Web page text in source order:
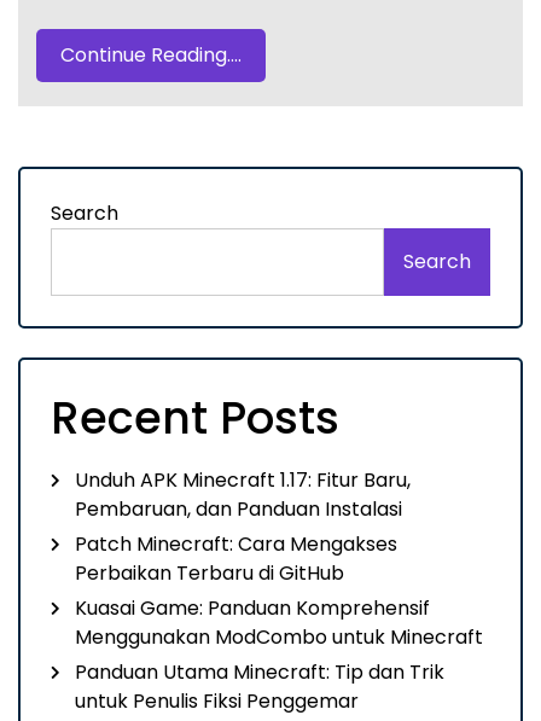
Continue Reading....
Search
Search
Recent Posts
Unduh APK Minecraft 1.17: Fitur Baru,
Pembaruan, dan Panduan Instalasi
Patch Minecraft: Cara Mengakses
Perbaikan Terbaru di GitHub
Kuasai Game: Panduan Komprehensif
Menggunakan ModCombo untuk Minecraft
Panduan Utama Minecraft: Tip dan Trik
untuk Penulis Fiksi Penggemar